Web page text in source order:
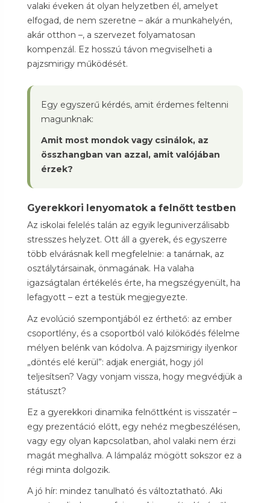
valaki éveken át olyan helyzetben él, amelyet
elfogad, de nem szeretne – akár a munkahelyén,
akár otthon –, a szervezet folyamatosan
kompenzál. Ez hosszú távon megviselheti a
pajzsmirigy működését.
Egy egyszerű kérdés, amit érdemes feltenni
magunknak:
Amit most mondok vagy csinálok, az
összhangban van azzal, amit valójában
érzek?
Gyerekkori lenyomatok a felnőtt testben
Az iskolai felelés talán az egyik leguniverzálisabb
stresszes helyzet. Ott áll a gyerek, és egyszerre
több elvárásnak kell megfelelnie: a tanárnak, az
osztálytársainak, önmagának. Ha valaha
igazságtalan értékelés érte, ha megszégyenült, ha
lefagyott – ezt a testük megjegyezte.
Az evolúció szempontjából ez érthető: az ember
csoportlény, és a csoportból való kilökődés félelme
mélyen belénk van kódolva. A pajzsmirigy ilyenkor
„döntés elé kerül”: adjak energiát, hogy jól
teljesítsen? Vagy vonjam vissza, hogy megvédjük a
státuszt?
Ez a gyerekkori dinamika felnőttként is visszatér –
egy prezentáció előtt, egy nehéz megbeszélésen,
vagy egy olyan kapcsolatban, ahol valaki nem érzi
magát meghallva. A lámpaláz mögött sokszor ez a
régi minta dolgozik.
A jó hír: mindez tanulható és változtatható. Aki